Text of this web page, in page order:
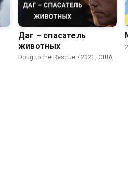
Даг – спасатель
животных
Doug to the Rescue • 2021, США,